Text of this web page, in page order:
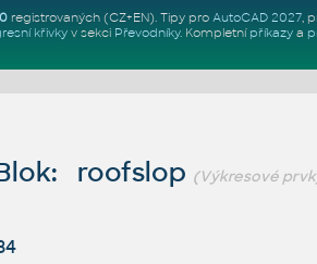
registrovaných (CZ+EN). Tipy pro AutoCAD 2027,
křivkyv sekci Převodníky. Kompletní příkazya
roofslop (Výkresové